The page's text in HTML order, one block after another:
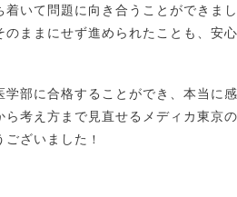
着いて問題に向き合うことができま
のままにせず進められたことも、安
学部に合格することができ、本当に
ら考え方まで見直せるメディカ東京
ございました ！